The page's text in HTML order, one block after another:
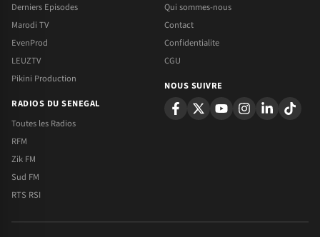
Derniers Episodes
Marodi TV
EvenProd
LEUZTV
Pikini Production
RADIOS DU SENEGAL
Toutes les Radios
RFM
Zik FM
Sud FM
RTS RSI
Qui sommes-nous
Contact
Confidentialite
CGU
NOUS SUIVRE